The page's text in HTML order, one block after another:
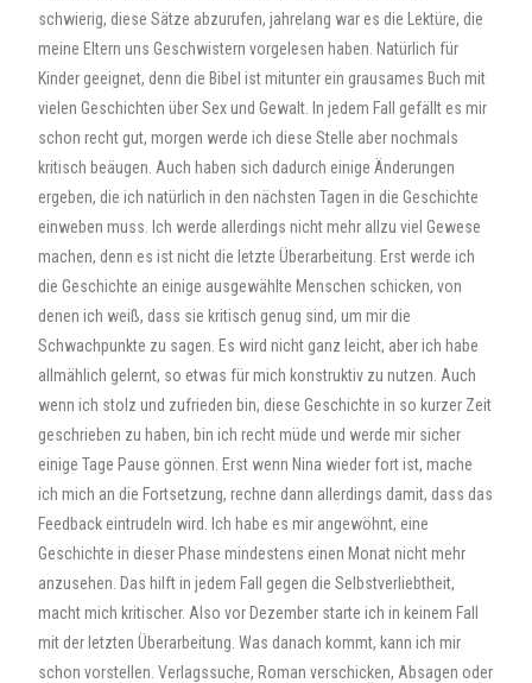
schwierig, diese Sätze abzurufen, jahrelang war es die Lektüre, die
meine Eltern uns Geschwistern vorgelesen haben. Natürlich für
Kinder geeignet, denn die Bibel ist mitunter ein grausames Buch mit
vielen Geschichten über Sex und Gewalt. In jedem Fall gefällt es mir
schon recht gut, morgen werde ich diese Stelle aber nochmals
kritisch beäugen. Auch haben sich dadurch einige Änderungen
ergeben, die ich natürlich in den nächsten Tagen in die Geschichte
einweben muss. Ich werde allerdings nicht mehr allzu viel Gewese
machen, denn es ist nicht die letzte Überarbeitung. Erst werde ich
die Geschichte an einige ausgewählte Menschen schicken, von
denen ich weiß, dass sie kritisch genug sind, um mir die
Schwachpunkte zu sagen. Es wird nicht ganz leicht, aber ich habe
allmählich gelernt, so etwas für mich konstruktiv zu nutzen. Auch
wenn ich stolz und zufrieden bin, diese Geschichte in so kurzer Zeit
geschrieben zu haben, bin ich recht müde und werde mir sicher
einige Tage Pause gönnen. Erst wenn Nina wieder fort ist, mache
ich mich an die Fortsetzung, rechne dann allerdings damit, dass das
Feedback eintrudeln wird. Ich habe es mir angewöhnt, eine
Geschichte in dieser Phase mindestens einen Monat nicht mehr
anzusehen. Das hilft in jedem Fall gegen die Selbstverliebtheit,
macht mich kritischer. Also vor Dezember starte ich in keinem Fall
mit der letzten Überarbeitung. Was danach kommt, kann ich mir
schon vorstellen. Verlagssuche, Roman verschicken, Absagen oder